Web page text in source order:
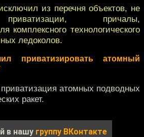
из перечня объектов, не
причалы,
комплексного технологического
ледоколов.
приватизировать атомный
атомных подводных
ракет.
в нашу группу ВКонтакте